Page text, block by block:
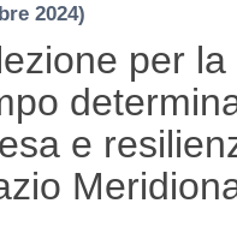
2024)
per
e